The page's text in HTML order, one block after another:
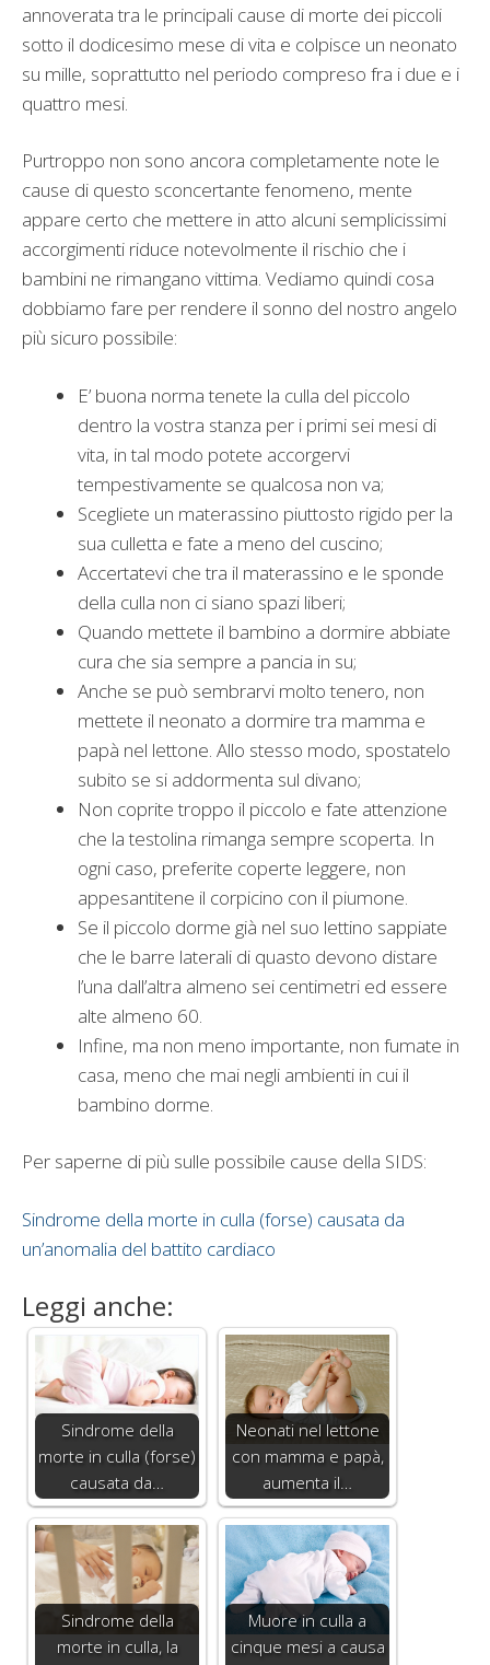
annoverata tra le principali cause di morte dei piccoli
sotto il dodicesimo mese di vita e colpisce un neonato
su mille, soprattutto nel periodo compreso fra i due e i
quattro mesi.
Purtroppo non sono ancora completamente note le
cause di questo sconcertante fenomeno, mente
appare certo che mettere in atto alcuni semplicissimi
accorgimenti riduce notevolmente il rischio che i
bambini ne rimangano vittima. Vediamo quindi cosa
dobbiamo fare per rendere il sonno del nostro angelo
più sicuro possibile:
E’ buona norma tenete la culla del piccolo
dentro la vostra stanza per i primi sei mesi di
vita, in tal modo potete accorgervi
tempestivamente se qualcosa non va;
Scegliete un materassino piuttosto rigido per la
sua culletta e fate a meno del cuscino;
Accertatevi che tra il materassino e le sponde
della culla non ci siano spazi liberi;
Quando mettete il bambino a dormire abbiate
cura che sia sempre a pancia in su;
Anche se può sembrarvi molto tenero, non
mettete il neonato a dormire tra mamma e
papà nel lettone. Allo stesso modo, spostatelo
subito se si addormenta sul divano;
Non coprite troppo il piccolo e fate attenzione
che la testolina rimanga sempre scoperta. In
ogni caso, preferite coperte leggere, non
appesantitene il corpicino con il piumone.
Se il piccolo dorme già nel suo lettino sappiate
che le barre laterali di quasto devono distare
l’una dall’altra almeno sei centimetri ed essere
alte almeno 60.
Infine, ma non meno importante, non fumate in
casa, meno che mai negli ambienti in cui il
bambino dorme.
Per saperne di più sulle possibile cause della SIDS:
Sindrome della morte in culla (forse) causata da
un’anomalia del battito cardiaco
Leggi anche:
Sindrome della
morte in culla (forse)
causata da…
Neonati nel lettone
con mamma e papà,
aumenta il…
Sindrome della
morte in culla, la
Muore in culla a
cinque mesi a causa